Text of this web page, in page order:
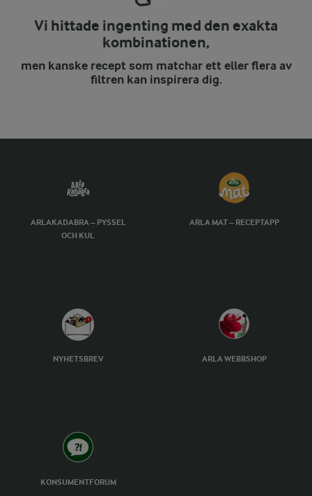
Vi hittade ingenting med den exakta
kombinationen,
men kanske recept som matchar ett eller flera av
filtren kan inspirera dig.
ARLAKADABRA – PYSSEL
OCH KUL
ARLA MAT – RECEPTAPP
NYHETSBREV ARLA WEBBSHOP
KONSUMENTFORUM